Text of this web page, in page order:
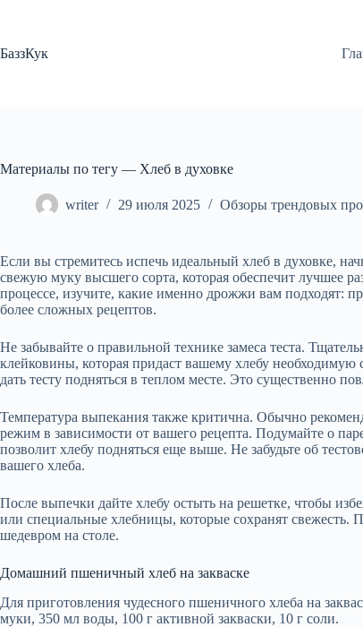
БаззКук
Материалы по тегу — Хлеб в духовке
writer 29 июля 2025 Обзоры трендовых
Если вы стремитесь испечь идеальный хлеб в духовке,
свежую муку высшего сорта, которая обеспечит лучшее
процессе, изучите, какие именно дрожжи вам подходят:
более сложных рецептов.
Не забывайте о правильной технике замеса теста.
клейковины, которая придаст вашему хлебу
дать тесту подняться в теплом месте. Это существенно
Температура выпекания также критична. Обычно
режим в зависимости от вашего рецепта. Подумайте о
позволит хлебу подняться еще выше. Не забудьте об
вашего хлеба.
После выпечки дайте хлебу остыть на решетке, чтобы
или специальные хлебницы, которые сохранят
шедевром на столе.
Домашний пшеничный хлеб на закваске
Для приготовления чудесного пшеничного хлеба на
муки, 350 мл воды, 100 г активной закваски, 10 г соли.